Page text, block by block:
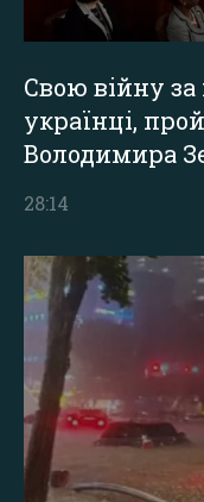
Свою війну за
українці,
Володимира
28:14